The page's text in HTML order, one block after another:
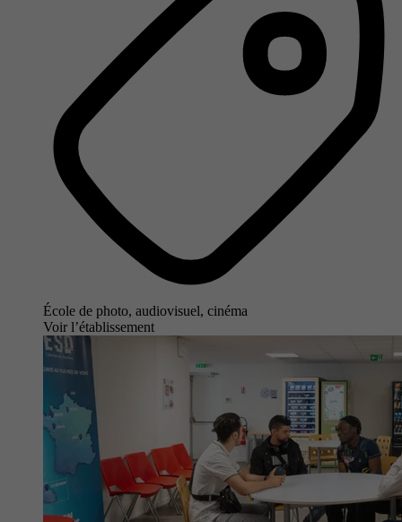
École de photo, audiovisuel, cinéma
Voir l’établissement